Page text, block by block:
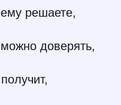
решаете,
доверять,